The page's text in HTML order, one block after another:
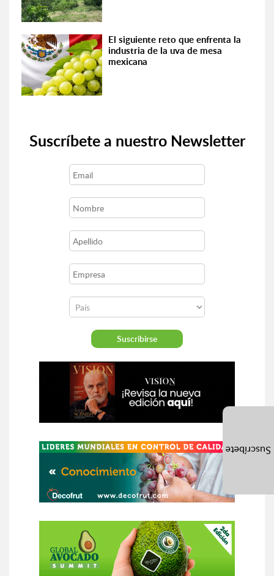
El siguiente reto que enfrenta la
industria de la uva de mesa
mexicana
Suscríbete a nuestro Newsletter
Suscríbete